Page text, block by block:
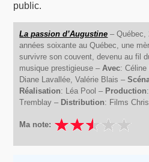
public.
La passion d’Augustine – Québec,
années soixante au Québec, une
survivre son couvent, devenu au fil
musique prestigieuse –Avec: Céline
Diane Lavallée, Valérie Blais –
Réalisation: Léa Pool – Production
Tremblay – Distribution: Films
Ma note: